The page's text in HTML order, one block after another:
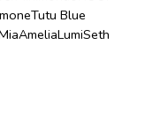
Tutu Blue
AmeliaLumiSeth